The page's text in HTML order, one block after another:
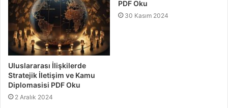
Uluslararası İlişkilerde
Stratejik İletişim ve Kamu
Diplomasisi PDF Oku
2 Aralık 2024
PDF Oku
30 Kasım 2024